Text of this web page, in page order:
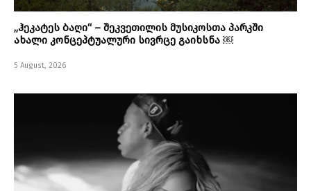
„ჰეკატეს ბაღი“ – შეკვეთილის მუსიკოსთა პარკში
ახალი კონცეპტუალური სივრცე გაიხსნა ￼
5 August, 2026